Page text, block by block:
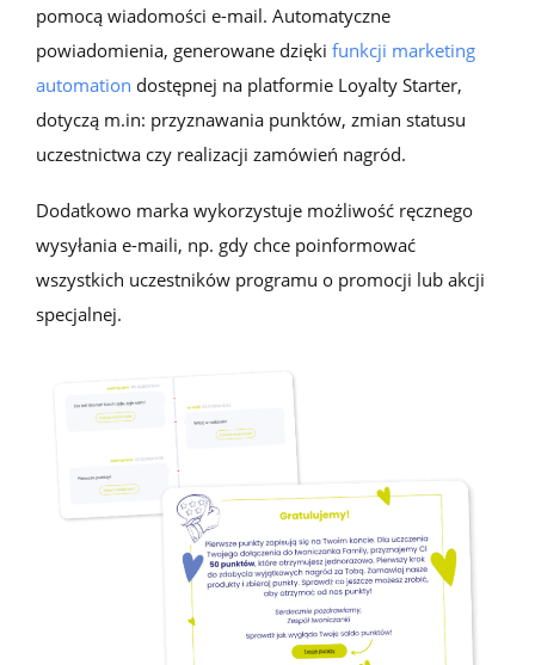
pomocą wiadomości e-mail. Automatyczne
powiadomienia, generowane dzięki funkcji marketing
automation dostępnej na platformie Loyalty Starter,
dotyczą m.in: przyznawania punktów, zmian statusu
uczestnictwa czy realizacji zamówień nagród.
Dodatkowo marka wykorzystuje możliwość ręcznego
wysyłania e-maili, np. gdy chce poinformować
wszystkich uczestników programu o promocji lub akcji
specjalnej.